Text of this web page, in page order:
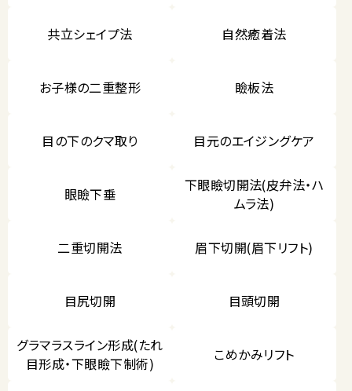
共立シェイプ法 自然癒着法
お子様の二重整形 瞼板法
目の下のクマ取り 目元のエイジングケア
眼瞼下垂
下眼瞼切開法(皮弁法・ハ
ムラ法)
二重切開法 眉下切開(眉下リフト)
目尻切開 目頭切開
グラマラスライン形成(たれ
目形成・下眼瞼下制術)
こめかみリフト